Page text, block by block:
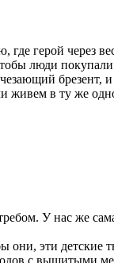
герой через
люди
в ту же
У нас же
эти
с